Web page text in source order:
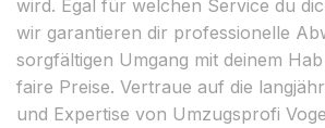
wird. Egal für welchen Service du
wir garantieren dir professionelle
sorgfältigen Umgang mit deinem
faire Preise. Vertraue auf die
und Expertise von Umzugsprofi